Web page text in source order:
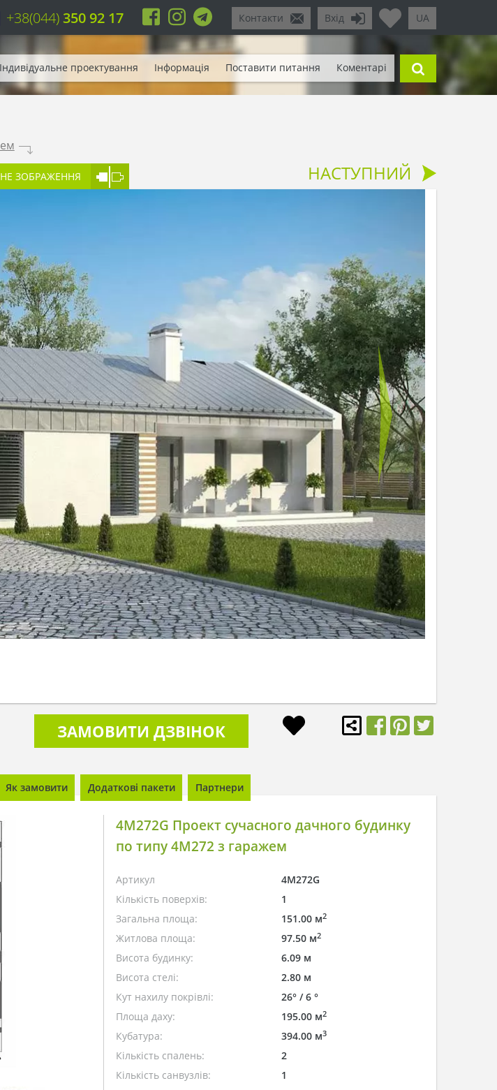
UA
Вхід
Контакти
+38(044)350 92 17
Індивідуальне проектування Інформація Поставити питання Коментарі
.
ЗОБРАЖЕННЯ НАСТУПНИЙ
ЗАМОВИТИ ДЗВІНОК
Як замовити Додаткові пакети Партнери
4M272G Проект сучасного дачного будинку
по типу 4M272 з гаражем
Артикул
4M272G
Кількість поверхів:
1
Загальна площа:
151.00 м2
Житлова площа: 97.50 м2
Висота будинку:
6.09 м
Висота стелі:
2.80 м
Кут нахилу покрівлі:
26° / 6 °
Площа даху:
195.00 м2
Кубатура: 394.00 м3
Кількість спалень:
2
Кількість санвузлів:
1